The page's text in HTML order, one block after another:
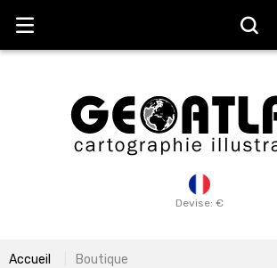
Devise: €
Accueil Boutique